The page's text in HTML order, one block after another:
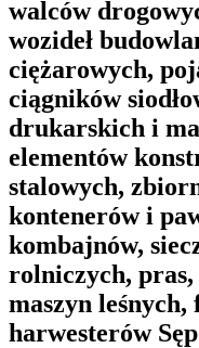
walców
wozideł
ciężarowych,
ciągników
drukarskich i
elementów
stalowych,
kontenerów i
kombajnów,
rolniczych, pras,
maszyn
harwesterów